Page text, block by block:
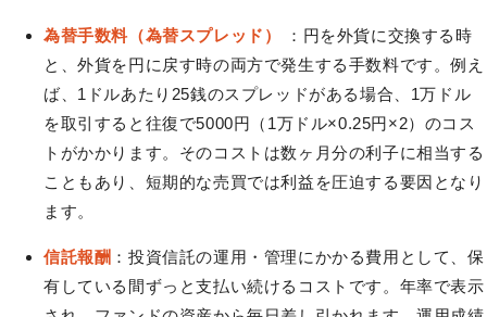
為替手数料（為替スプレッド）
：円を外貨に交換する時
と、外貨を円に戻す時の両方で発生する手数料です。例え
ば、1ドルあたり25銭のスプレッドがある場合、1万ドル
を取引すると往復で5000円（1万ドル×0.25円×2）のコス
トがかかります。そのコストは数ヶ月分の利子に相当する
こともあり、短期的な売買では利益を圧迫する要因となり
ます。
信託報酬 ：投資信託の運用・管理にかかる費用として、保
有している間ずっと支払い続けるコストです。年率で表示